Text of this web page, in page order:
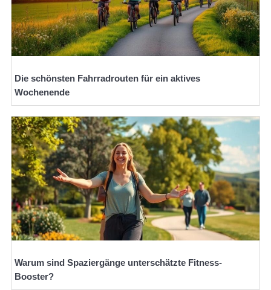
Die schönsten Fahrradrouten für ein aktives
Wochenende
Warum sind Spaziergänge unterschätzte Fitness-
Booster?